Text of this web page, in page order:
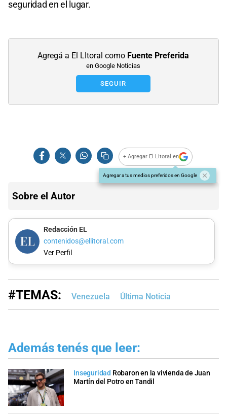
seguridad en el lugar.
Agregá a El LItoral como Fuente Preferida
en Google Noticias
SEGUIR
+ Agregar El Litoral en
Agregar a tus medios preferidos en Google
Sobre el Autor
Redacción EL
contenidos@ellitoral.com
Ver Perfil
#TEMAS: Venezuela Última Noticia
Además tenés que leer:
Inseguridad Robaron en la vivienda de Juan
Martín del Potro en Tandil